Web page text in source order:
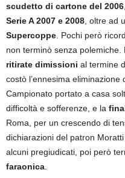
scudetto di cartone del 2006
Serie A 2007 e 2008 , oltre ad
Supercoppe . Pochi però
non terminò senza polemiche.
ritirate dimissioni al termine
costò l’ennesima eliminazione
Campionato portato a casa
difficoltà e sofferenze, e la
Roma, per un crescendo di
dichiarazioni del patron
alcuni pregiudicati, poi però
faraonica